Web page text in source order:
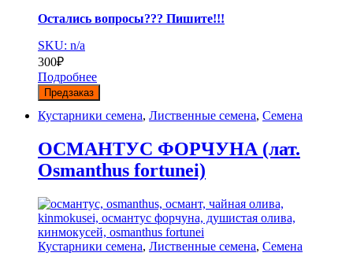
Остались вопросы??? Пишите!!!
SKU: n/a
300₽
Подробнее
Предзаказ
Кустарники семена, Лиственные семена, Семена
ОСМАНТУС ФОРЧУНА (лат.
Osmanthus fortunei)
Кустарники семена, Лиственные семена, Семена